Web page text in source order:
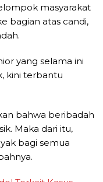
masyarakat
bagian atas candi,
yang selama ini
kini terbantu
bahwa beribadah
Maka dari itu,
bagi semua